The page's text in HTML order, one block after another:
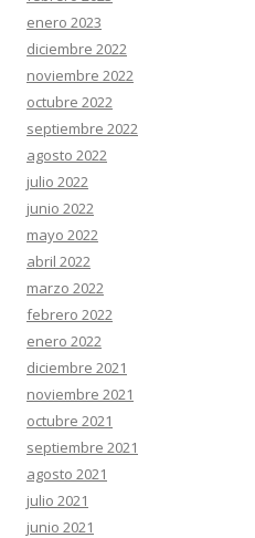
enero 2023
diciembre 2022
noviembre 2022
octubre 2022
septiembre 2022
agosto 2022
julio 2022
junio 2022
mayo 2022
abril 2022
marzo 2022
febrero 2022
enero 2022
diciembre 2021
noviembre 2021
octubre 2021
septiembre 2021
agosto 2021
julio 2021
junio 2021